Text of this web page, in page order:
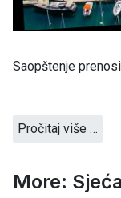
Saopštenje
Pročitaj više …
More: